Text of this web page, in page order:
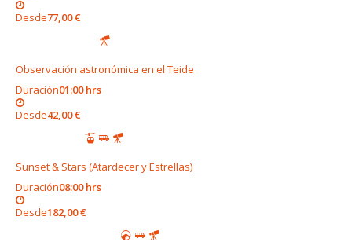
Desde77,00 €
Observación astronómica en el Teide
Duración01:00 hrs
Desde42,00 €
Sunset & Stars (Atardecer y Estrellas)
Duración08:00 hrs
Desde182,00 €